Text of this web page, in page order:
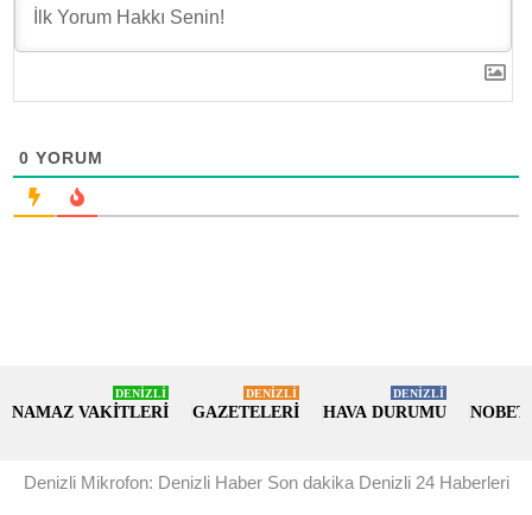
0 YORUM
NAMAZ VAKİTLERİ
DENİZLİ
GAZETELERİ
DENİZLİ
HAVA DURUMU
DENİZLİ
Denizli Mikrofon: Denizli Haber Son dakika Denizli 24 Haberleri